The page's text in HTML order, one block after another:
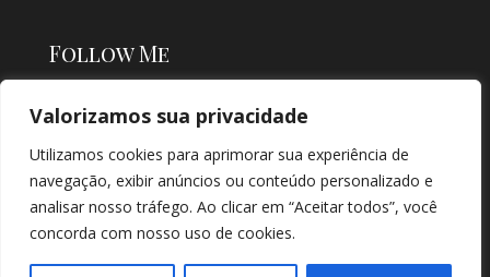
Valorizamos sua privacidade
Utilizamos cookies para aprimorar sua experiência de
navegação, exibir anúncios ou conteúdo personalizado e
analisar nosso tráfego. Ao clicar em “Aceitar todos”, você
concorda com nosso uso de cookies.
Follow Me